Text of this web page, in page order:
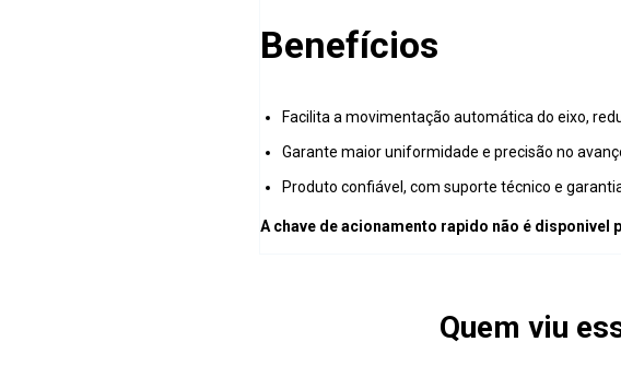
Benefícios
Facilita a movimentação automática do eixo,
Garante maior uniformidade e precisão no
Produto confiável, com suporte técnico e
A chave de acionamento rapido não é disponivel
Quem viu